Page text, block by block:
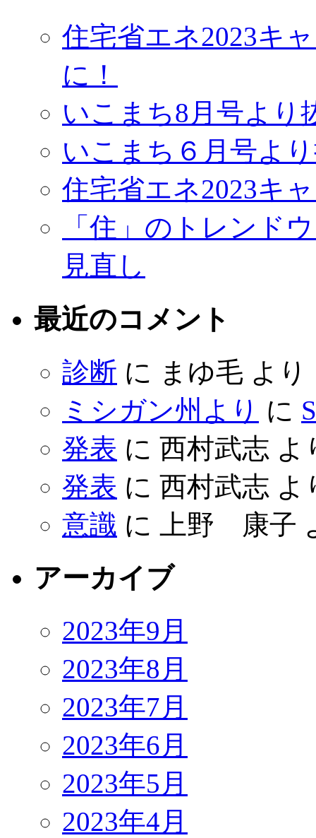
住宅省エネ2023キ
に！
いこまち8月号よ
いこまち６月号よ
住宅省エネ2023キ
「住」のトレンド
見直し
最近のコメント
診断 に まゆ毛 より
ミシガン州より に
発表 に 西村武志 よ
発表 に 西村武志 よ
意識 に 上野 康子
アーカイブ
2023年9月
2023年8月
2023年7月
2023年6月
2023年5月
2023年4月